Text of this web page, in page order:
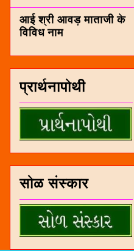
आई श्री आवड़ माताजी के
विविध नाम
प्रार्थनापोथी
सोळ संस्कार